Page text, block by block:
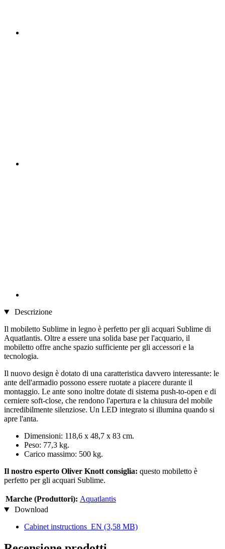
Descrizione
Il mobiletto Sublime in legno è perfetto per gli acquari Sublime di
Aquatlantis. Oltre a essere una solida base per l'acquario, il
mobiletto offre anche spazio sufficiente per gli accessori e la
tecnologia.
Il nuovo design è dotato di una caratteristica davvero interessante: le
ante dell'armadio possono essere ruotate a piacere durante il
montaggio. Le ante sono inoltre dotate di sistema push-to-open e di
cerniere soft-close, che rendono l'apertura e la chiusura del mobile
incredibilmente silenziose. Un LED integrato si illumina quando si
apre l'anta.
Dimensioni: 118,6 x 48,7 x 83 cm.
Peso: 77,3 kg.
Carico massimo: 500 kg.
Il nostro esperto Oliver Knott consiglia: questo mobiletto è
perfetto per gli acquari Sublime.
Marche (Produttori): Aquatlantis
Download
Cabinet instructions_EN (3,58 MB)